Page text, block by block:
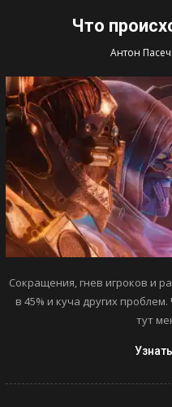
Что
Антон
Сокращения, гнев игроков и
в 45% и куча других
тут